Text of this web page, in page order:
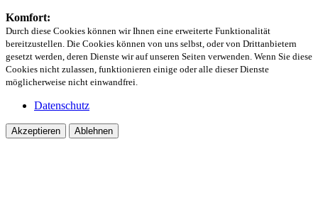
Komfort:
Durch diese Cookies können wir Ihnen eine erweiterte Funktionalität
bereitzustellen. Die Cookies können von uns selbst, oder von Drittanbietern
gesetzt werden, deren Dienste wir auf unseren Seiten verwenden. Wenn Sie diese
Cookies nicht zulassen, funktionieren einige oder alle dieser Dienste
möglicherweise nicht einwandfrei.
Datenschutz
Akzeptieren Ablehnen